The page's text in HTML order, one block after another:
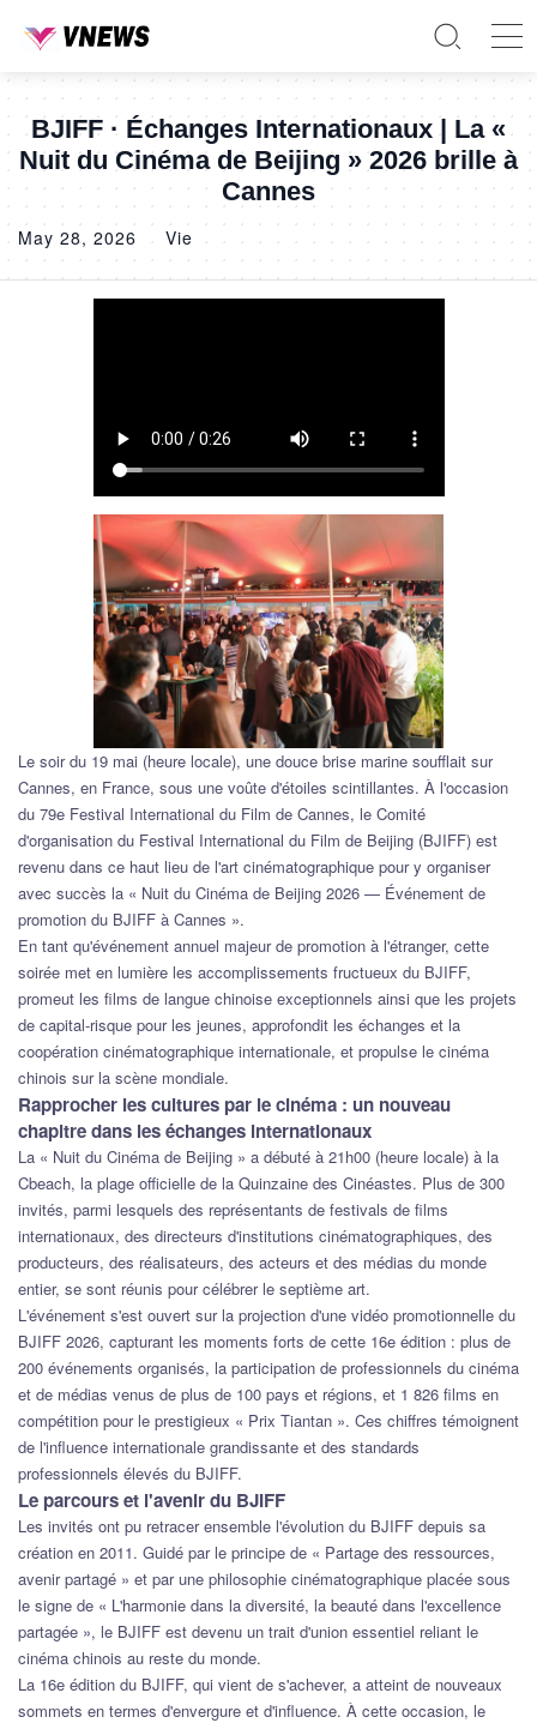
BJIFF · Échanges Internationaux | La «
Nuit du Cinéma de Beijing » 2026 brille à
Cannes
May 28, 2026 Vie
Le soir du 19 mai (heure locale), une douce brise marine soufflait sur
Cannes, en France, sous une voûte d'étoiles scintillantes. À l'occasion
du 79e Festival International du Film de Cannes, le Comité
d'organisation du Festival International du Film de Beijing (BJIFF) est
revenu dans ce haut lieu de l'art cinématographique pour y organiser
avec succès la « Nuit du Cinéma de Beijing 2026 — Événement de
promotion du BJIFF à Cannes ».
En tant qu'événement annuel majeur de promotion à l'étranger, cette
soirée met en lumière les accomplissements fructueux du BJIFF,
promeut les films de langue chinoise exceptionnels ainsi que les projets
de capital-risque pour les jeunes, approfondit les échanges et la
coopération cinématographique internationale, et propulse le cinéma
chinois sur la scène mondiale.
Rapprocher les cultures par le cinéma : un nouveau
chapitre dans les échanges internationaux
La « Nuit du Cinéma de Beijing » a débuté à 21h00 (heure locale) à la
Cbeach, la plage officielle de la Quinzaine des Cinéastes. Plus de 300
invités, parmi lesquels des représentants de festivals de films
internationaux, des directeurs d'institutions cinématographiques, des
producteurs, des réalisateurs, des acteurs et des médias du monde
entier, se sont réunis pour célébrer le septième art.
L'événement s'est ouvert sur la projection d'une vidéo promotionnelle du
BJIFF 2026, capturant les moments forts de cette 16e édition : plus de
200 événements organisés, la participation de professionnels du cinéma
et de médias venus de plus de 100 pays et régions, et 1 826 films en
compétition pour le prestigieux « Prix Tiantan ». Ces chiffres témoignent
de l'influence internationale grandissante et des standards
professionnels élevés du BJIFF.
Le parcours et l'avenir du BJIFF
Les invités ont pu retracer ensemble l'évolution du BJIFF depuis sa
création en 2011. Guidé par le principe de « Partage des ressources,
avenir partagé » et par une philosophie cinématographique placée sous
le signe de « L'harmonie dans la diversité, la beauté dans l'excellence
partagée », le BJIFF est devenu un trait d'union essentiel reliant le
cinéma chinois au reste du monde.
La 16e édition du BJIFF, qui vient de s'achever, a atteint de nouveaux
sommets en termes d'envergure et d'influence. À cette occasion, le